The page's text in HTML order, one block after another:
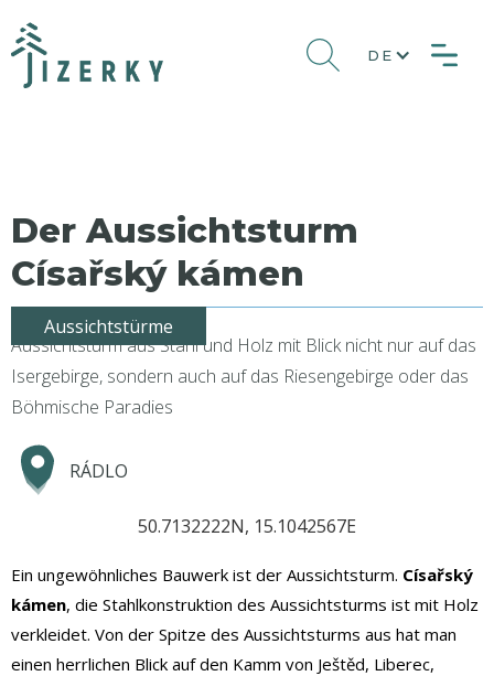
DE
Der Aussichtsturm
Císařský kámen
Aussichtstürme
Aussichtsturm aus Stahl und Holz mit Blick nicht nur auf das
Isergebirge, sondern auch auf das Riesengebirge oder das
Böhmische Paradies
RÁDLO
50.7132222N, 15.1042567E
Ein ungewöhnliches Bauwerk ist der Aussichtsturm. Císařský
kámen, die Stahlkonstruktion des Aussichtsturms ist mit Holz
verkleidet. Von der Spitze des Aussichtsturms aus hat man
einen herrlichen Blick auf den Kamm von Ještěd, Liberec,